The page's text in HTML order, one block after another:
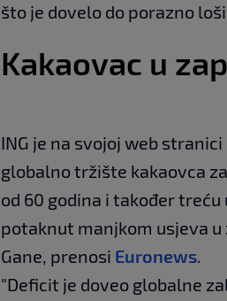
što je dovelo do porazno
Kakaovac u
ING je na svojoj web
globalno tržište kakaovca
od 60 godina i također
potaknut manjkom usjeva u
Gane, prenosi Euronews.
"Deficit je doveo globalne